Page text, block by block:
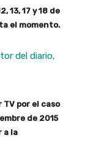
13, 17 y 18 de
el momento.
del diario,
por el caso
de 2015
a la